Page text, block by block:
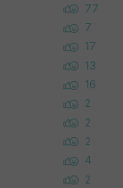
77
7
17
13
16
2
2
2
4
2